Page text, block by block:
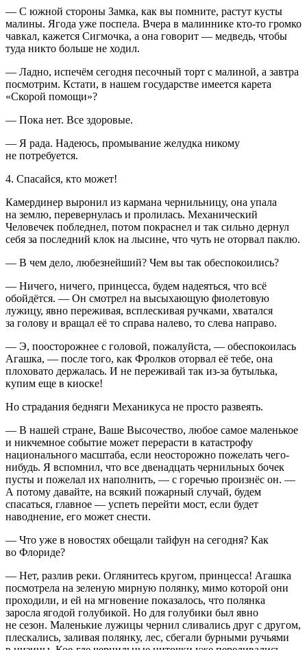
— С южной стороны Замка, как вы помните, растут кусты
малины. Ягода уже поспела. Вчера в малиннике кто-то громко
чавкал, кажется Сигмочка, а она говорит — медведь, чтобы
туда никто больше не ходил.
— Ладно, испечём сегодня песочный торт с малиной, а завтра
посмотрим. Кстати, в нашем государстве имеется карета
«Скорой помощи»?
— Пока нет. Все здоровые.
— Я рада. Надеюсь, промывание желудка никому
не потребуется.
4. Спасайся, кто может!
Камердинер выронил из кармана чернильницу, она упала
на землю, перевернулась и пролилась. Механический
Человечек побледнел, потом покраснел и так сильно дернул
себя за последний клок на лысине, что чуть не оторвал паклю.
— В чем дело, любезнейший? Чем вы так обеспокоились?
— Ничего, ничего, принцесса, будем надеяться, что всё
обойдётся. — Он смотрел на высыхающую фиолетовую
лужицу, явно переживая, всплескивая ручками, хватался
за голову и вращал её то справа налево, то слева направо.
— Э, поосторожнее с головой, пожалуйста, — обеспокоилась
Агашка, — после того, как Фролков оторвал её тебе, она
плоховато держалась. И не переживай так из-за бутылька,
купим еще в киоске!
Но страдания бедняги Механикуса не просто развеять.
— В нашей стране, Ваше Высочество, любое самое маленькое
и никчемное событие может перерасти в катастрофу
национального масштаба, если неосторожно пожелать чего-
нибудь. Я вспомнил, что все двенадцать чернильных бочек
пусты и пожелал их наполнить, — с горечью произнёс он. —
А потому давайте, на всякий пожарный случай, будем
спасаться, главное — успеть перейти мост, если будет
наводнение, его может снести.
— Что уже в новостях обещали тайфун на сегодня? Как
во Флориде?
— Нет, разлив реки. Оглянитесь кругом, принцесса! Агашка
посмотрела на зеленую мирную полянку, мимо которой они
проходили, и ей на мгновение показалось, что полянка
заросла ягодой голубикой. Но для голубики был явно
не сезон. Маленькие лужицы чернил сливались друг с другом,
плескались, заливая полянку, лес, сбегали бурными ручьями